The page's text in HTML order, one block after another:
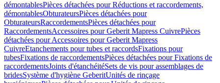
démontablesPièces détachées pour Réductions et raccordements,
démontablesObturateursPièces détachées pour
ObturateursRaccordementsPièces détachées pour
RaccordementsAccessoires pour Geberit Mapress CuivrePièces
détachées pour Accessoires pour Geberit Mapress
CuivreEtanchements pour tubes et raccordsFixations pour
tubesFixations de raccordementsPièces détachées pour Fixations de
raccordementsJoints d'étanchéitéSets de vis pour assemblages de
bridesSystème d'hygiène GeberitUnités de rinçage